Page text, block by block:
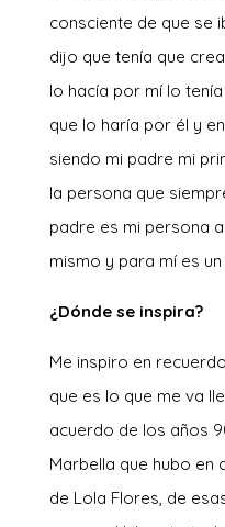
consciente de que se
dijo que tenía que
lo hacía por mí lo
que lo haría por él y
siendo mi padre mi
la persona que
padre es mi persona
mismo y para mí es
¿Dónde se inspira?
Me inspiro en
que es lo que me va
acuerdo de los años
Marbella que hubo en
de Lola Flores, de